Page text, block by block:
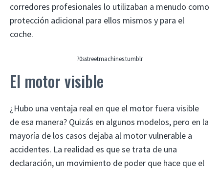
corredores profesionales lo utilizaban a menudo como
protección adicional para ellos mismos y para el
coche.
70sstreetmachines.tumblr
El motor visible
¿Hubo una ventaja real en que el motor fuera visible
de esa manera? Quizás en algunos modelos, pero en la
mayoría de los casos dejaba al motor vulnerable a
accidentes. La realidad es que se trata de una
declaración, un movimiento de poder que hace que el